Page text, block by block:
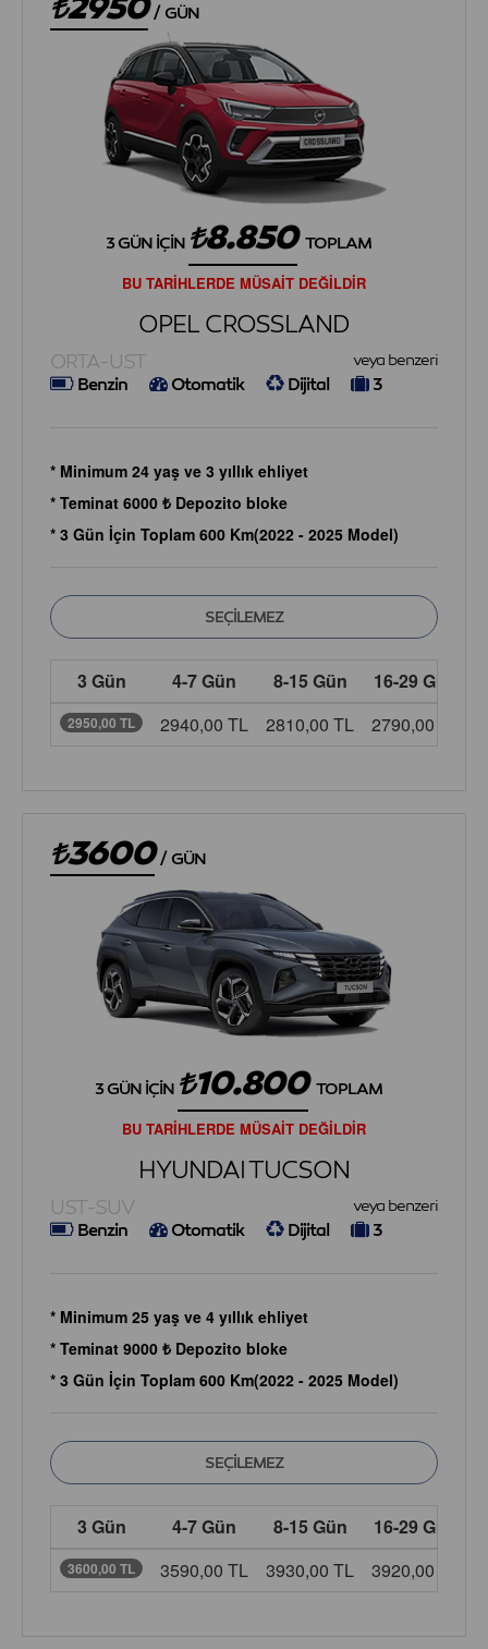
/ GÜN
3 GÜN İÇIN 8.850 TOPLAM
BU TARİHLERDE MÜSAİT DEĞİLDİR
OPEL CROSSLAND
ORTA-UST veya benzeri
Benzin Otomatik Dijital 3
* Minimum 24 yaş ve 3 yıllık ehliyet
* Teminat 6000 ₺ Depozito bloke
* 3 Gün İçin Toplam 600 Km(2022 - 2025 Model)
3 Gün 4-7 Gün 8-15 Gün 16-29 Gün
2950,00 TL 2940,00 TL 2810,00 TL 2790,00 TL
3600 / GÜN
3 GÜN İÇIN 10.800 TOPLAM
BU TARİHLERDE MÜSAİT DEĞİLDİR
HYUNDAI TUCSON
UST-SUV veya benzeri
Benzin Otomatik Dijital 3
* Minimum 25 yaş ve 4 yıllık ehliyet
* Teminat 9000 ₺ Depozito bloke
* 3 Gün İçin Toplam 600 Km(2022 - 2025 Model)
3 Gün 4-7 Gün 8-15 Gün 16-29 Gün
3600,00 TL 3590,00 TL 3930,00 TL 3920,00 TL